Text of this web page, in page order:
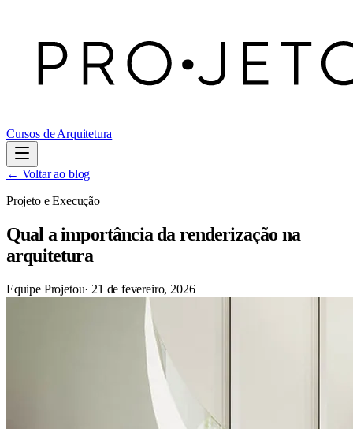
Cursos de Arquitetura
← Voltar ao blog
Projeto e Execução
Qual a importância da renderização na
arquitetura
Equipe Projetou· 21 de fevereiro, 2026